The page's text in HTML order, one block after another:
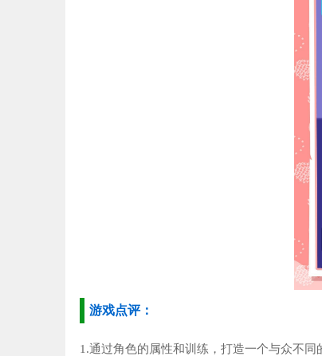
游戏点评：
1.通过角色的属性和训练，打造一个与众不同